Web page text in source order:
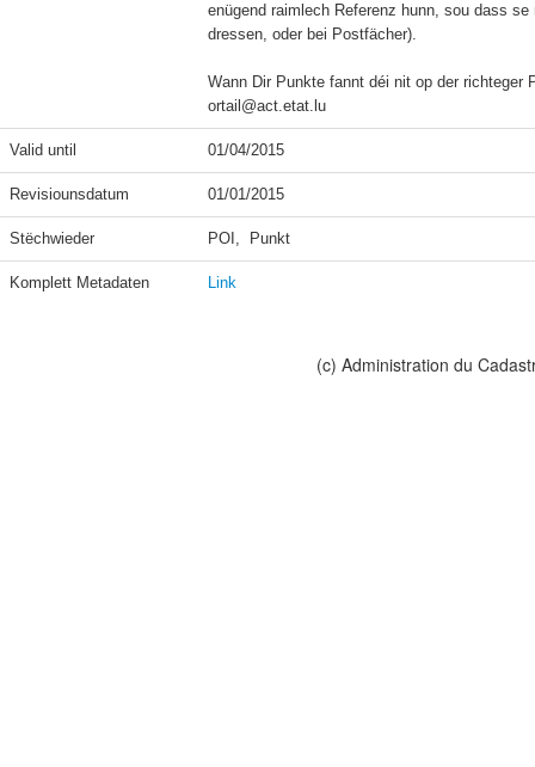
enügend raimlech Referenz hunn, sou dass
dressen, oder bei Postfächer).
Wann Dir Punkte fannt déi nit op der
ortail@act.etat.lu
Valid until 01/04/2015
Revisiounsdatum 01/01/2015
Stëchwieder POI,  Punkt
Komplett Metadaten Link
(c) Administration du